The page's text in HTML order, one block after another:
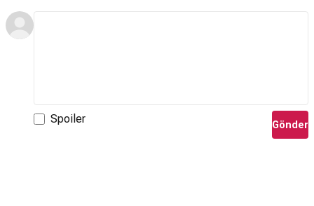
Spoiler Gönder